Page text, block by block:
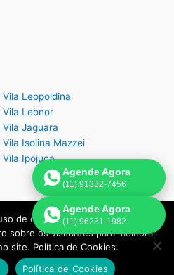
Leopoldina
Leonor
Jaguara
Isolina Mazzei
Ipojuca
Ar-Condicionado | Criado por:
de Venda.
Agende Agora
(11) 91332-7456
Agende Agora
(11) 96231-1982
de cookies que podem conter
sobre os visitantes para melhorar
site. Política de Cookies.
Política de Cookies